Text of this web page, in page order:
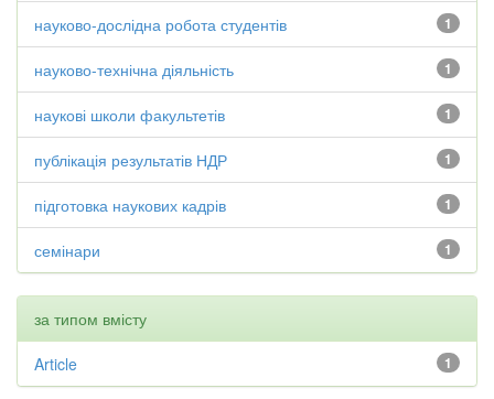
1
науково-дослідна робота студентів
1
науково-технічна діяльність
1
наукові школи факультетів
1
публікація результатів НДР
1
підготовка наукових кадрів
1
семінари
за типом вмісту
1
Article